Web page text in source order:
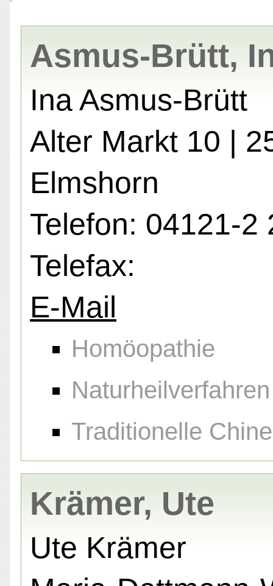
Asmus-Brütt,
Ina Asmus-Brütt
Alter Markt 10 |
Elmshorn
Telefon: 04121-2
Telefax:
E-Mail
Homöopathie
Naturheilverfahren
Traditionelle
Krämer, Ute
Ute Krämer